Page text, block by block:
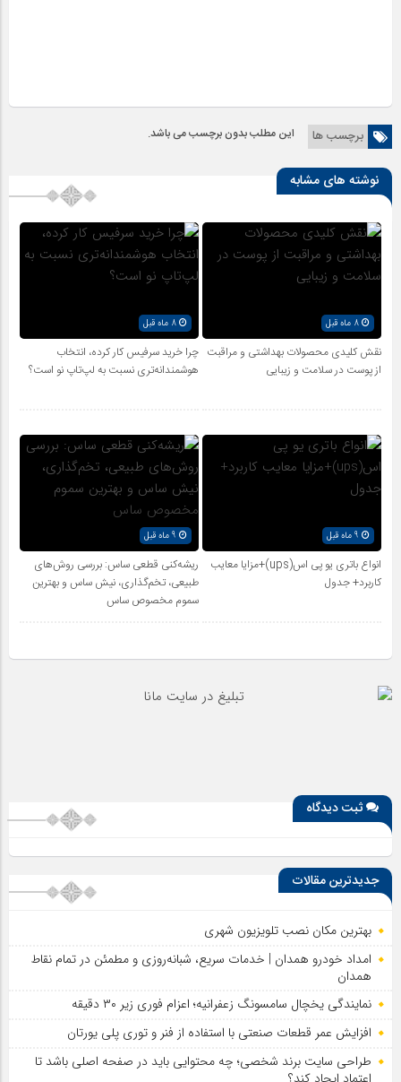
برچسب ها این مطلب بدون برچسب می باشد.
نوشته های مشابه
8 ماه قبل
نقش کلیدی محصولات بهداشتی و مراقبت
از پوست در سلامت و زیبایی
چرا خرید سرفیس کار کرده، انتخاب
هوشمندانه‌تری نسبت به لپ‌تاپ نو است؟
انواع باتری یو پی اس(ups)+مزایا معایب
کاربرد+ جدول
ریشه‌کنی قطعی ساس: بررسی روش‌های
طبیعی، تخم‌گذاری، نیش ساس و بهترین
سموم مخصوص ساس
ثبت دیدگاه
جدیدترین مقالات
بهترین مکان نصب تلویزیون شهری
امداد خودرو همدان | خدمات سریع، شبانه‌روزی و مطمئن در تمام نقاط
همدان
نمایندگی یخچال سامسونگ زعفرانیه؛ اعزام فوری زیر ۳۰ دقیقه
افزایش عمر قطعات صنعتی با استفاده از فنر و توری پلی یورتان
طراحی سایت برند شخصی؛ چه محتوایی باید در صفحه اصلی باشد تا